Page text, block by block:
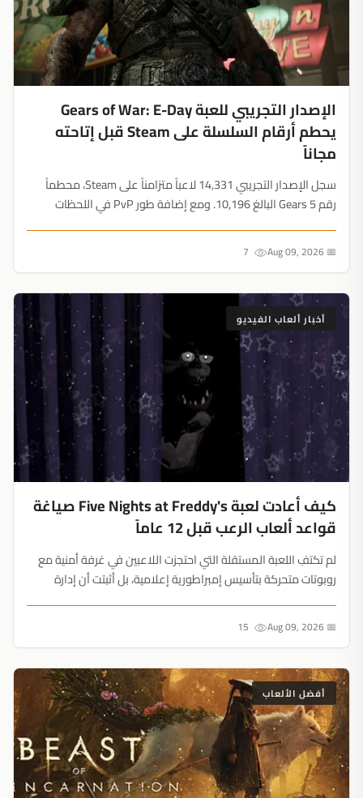
الإصدار التجريبي للعبة Gears of War: E-Day
يحطم أرقام السلسلة على Steam قبل إتاحته
مجاناً
سجل الإصدار التجريبي 14,331 لاعباً متزامناً على Steam، محطماً
رقم Gears 5 البالغ 10,196. ومع إضافة طور PvP في اللحظات
نجاحها الساحق....📅 Aug 09, 2026
أخبار ألعاب الفيديو
كيف أعادت لعبة Five Nights at Freddy's صياغة
قواعد ألعاب الرعب قبل 12 عاماً
لم تكتفِ اللعبة المستقلة التي احتجزت اللاعبين في غرفة أمنية مع
روبوتات متحركة بتأسيس إمبراطورية إعلامية، بل أثبتت أن إدارة
أضخم الميزانيات....📅 Aug 09, 2026
أفضل الألعاب